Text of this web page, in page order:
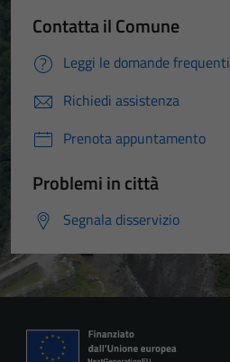
Contatta il Comune
Leggi le domande frequenti
Richiedi assistenza
Prenota appuntamento
Problemi in città
Segnala disservizio